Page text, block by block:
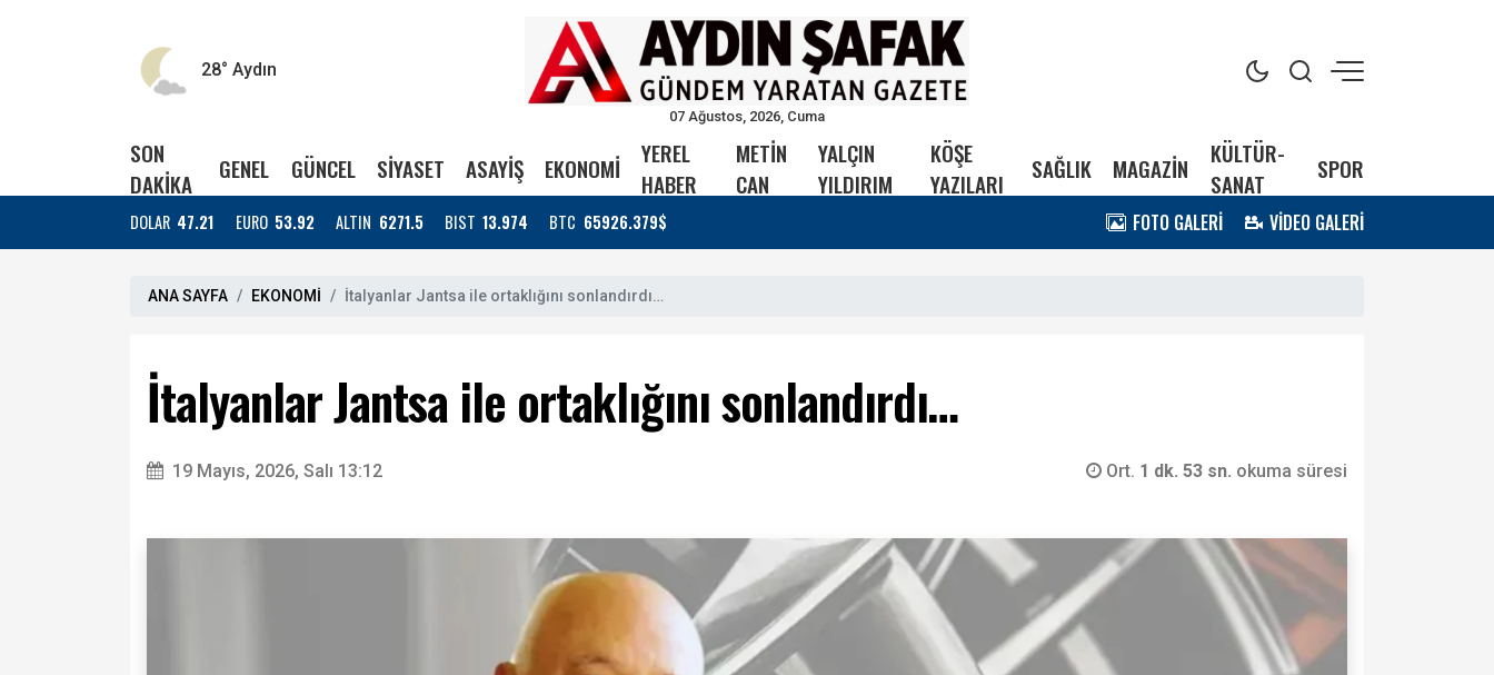
28° Aydın
07 Ağustos, 2026, Cuma
SON
DAKİKA
GENEL GÜNCEL SİYASET ASAYİŞ EKONOMİ
YEREL
HABER
METİN
CAN
YALÇIN
YILDIRIM
KÖŞE
YAZILARI
SAĞLIK MAGAZİN
KÜLTÜR-
SANAT
SPOR
DOLAR 47.21 EURO 53.92 ALTIN 6271.5 BIST 13.974 BTC 65926.379$ FOTO GALERİ VİDEO GALERİ
ANA SAYFA EKONOMİ İtalyanlar Jantsa ile ortaklığını sonlandırdı…
İtalyanlar Jantsa ile ortaklığını sonlandırdı…
19 Mayıs, 2026, Salı 13:12 Ort. 1 dk. 53 sn. okuma süresi